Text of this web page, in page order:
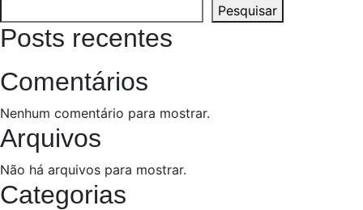
Pesquisar
Posts recentes
Comentários
Nenhum comentário para mostrar.
Arquivos
Não há arquivos para mostrar.
Categorias